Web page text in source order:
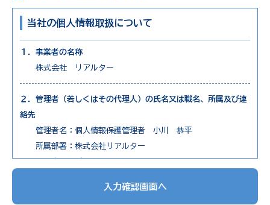
当社の個人情報取扱について
１．事業者の名称
株式会社 リアルター
２．管理者（若しくはその代理人）の氏名又は職名、所属及び連
絡先
管理者名：個人情報保護管理者 小川 恭平
所属部署：株式会社リアルター
３．個人情報の利用目的
入力確認画面へ